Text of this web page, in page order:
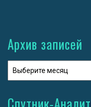
Архив записей
Спутник-